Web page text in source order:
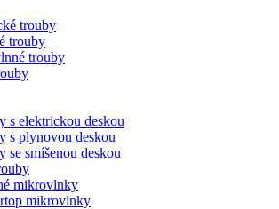
trouby
trouby
trouby
s elektrickou deskou
s plynovou deskou
se smíšenou deskou
mikrovlnky
mikrovlnky